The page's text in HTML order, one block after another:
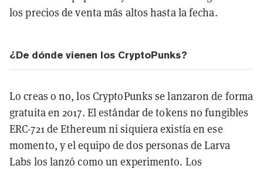
los precios de venta más altos hasta la fecha.
¿De dónde vienen los CryptoPunks?
Lo creas o no, los CryptoPunks se lanzaron de forma
gratuita en 2017. El estándar de tokens no fungibles
ERC-721 de Ethereum ni siquiera existía en ese
momento, y el equipo de dos personas de Larva
Labs los lanzó como un experimento. Los